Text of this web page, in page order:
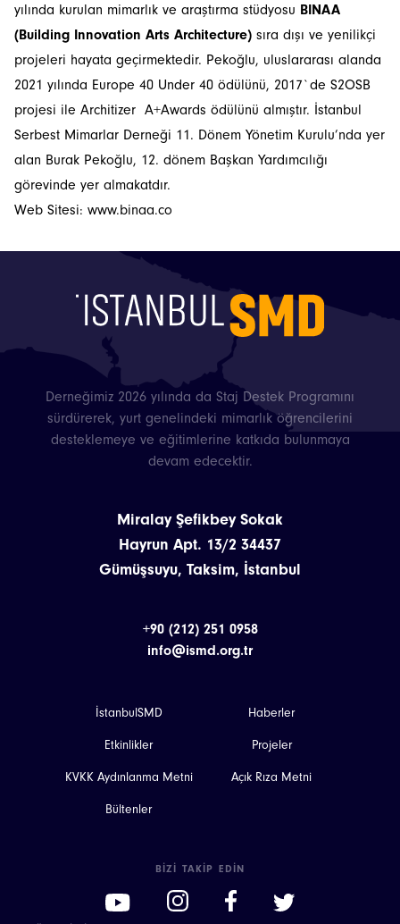
İstanbulSMD
Haberler
Etkinlikler
Projeler
Bültenler
yılında kurulan mimarlık ve araştırma stüdyosu BINAA
(Building Innovation Arts Architecture) sıra dışı ve yenilikçi
projeleri hayata geçirmektedir. Pekoğlu, uluslararası alanda
2021 yılında Europe 40 Under 40 ödülünü, 2017`de S2OSB
projesi ile Architizer A+Awards ödülünü almıştır. İstanbul
Serbest Mimarlar Derneği 11. Dönem Yönetim Kurulu’nda yer
alan Burak Pekoğlu, 12. dönem Başkan Yardımcılığı
görevinde yer almakatdır.
Web Sitesi: www.binaa.co
Derneğimiz 2026 yılında da Staj Destek Programını
sürdürerek, yurt genelindeki mimarlık öğrencilerini
desteklemeye ve eğitimlerine katkıda bulunmaya
devam edecektir.
Miralay Şefikbey Sokak
Hayrun Apt. 13/2 34437
Gümüşsuyu, Taksim, İstanbul
+90 (212) 251 0958
info@ismd.org.tr
İstanbulSMD Haberler
Etkinlikler Projeler
KVKK Aydınlanma Metni Açık Rıza Metni
Bültenler
BIZI TAKIP EDIN